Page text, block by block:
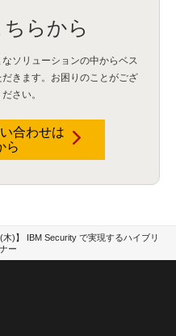
木)】 IBM Security で実現するハイブリ
ー
らから
ソリューションの中からベス
きます。お困りのことがござ
さい。
合わせは
ら